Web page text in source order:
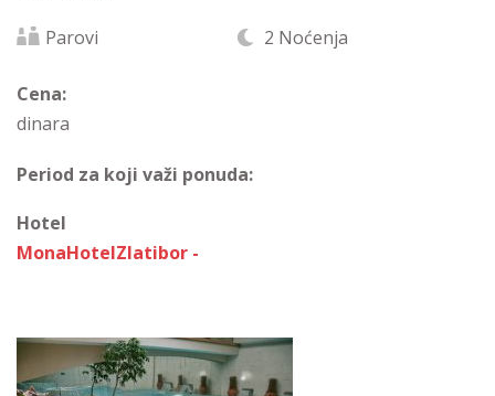
Parovi 2 Noćenja
Cena:
dinara
Period za koji važi ponuda:
Hotel
MonaHotelZlatibor -